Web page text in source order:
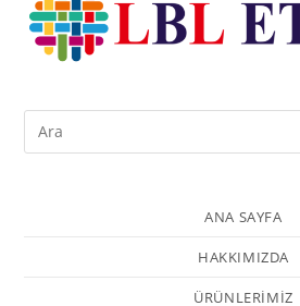
ANA SAYFA
HAKKIMIZDA
ÜRÜNLERİMİZ